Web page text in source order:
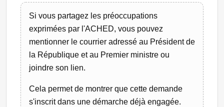
Si vous partagez les préoccupations
exprimées par l'ACHED, vous pouvez
mentionner le courrier adressé au Président de
la République et au Premier ministre ou
joindre son lien.
Cela permet de montrer que cette demande
s'inscrit dans une démarche déjà engagée.